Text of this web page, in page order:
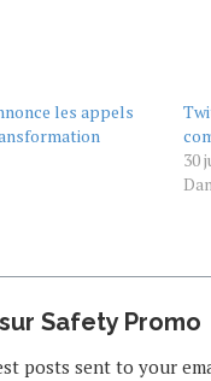
les appels
30
Safety Promo
posts sent to your